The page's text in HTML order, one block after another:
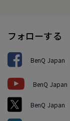
フォローする
BenQ Japan
BenQ Japan
BenQ Japan